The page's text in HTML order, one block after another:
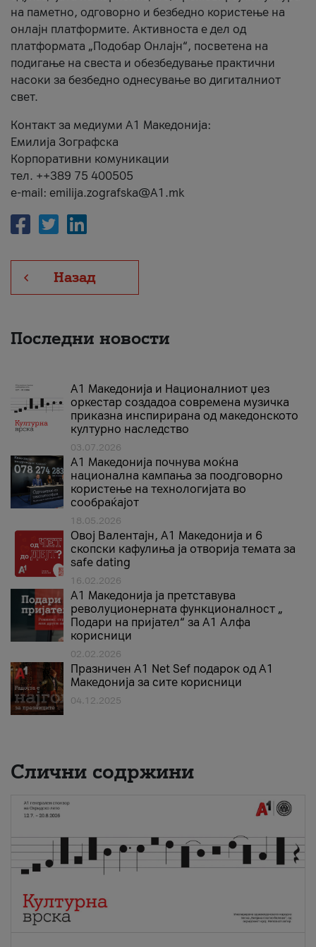
на паметно, одговорно и безбедно користење на
онлајн платформите. Активноста е дел од
платформата „Подобар Онлајн“, посветена на
подигање на свеста и обезбедување практични
насоки за безбедно однесување во дигиталниот
свет.
Контакт за медиуми А1 Македонија:
Емилија Зографска
Корпоративни комуникации
тел. ++389 75 400505
e-mail: emilija.zografska@A1.mk
Назад
Последни новости
А1 Македонија и Националниот џез
оркестар создадоа современа музичка
приказна инспирирана од македонското
културно наследство
03.07.2026
A1 Македонија почнува моќна
национална кампања за поодговорно
користење на технологијата во
сообраќајот
18.05.2026
Овој Валентајн, A1 Македонија и 6
скопски кафулиња ја отворија темата за
safe dating
16.02.2026
А1 Македонија ја претставува
револуционерната функционалност „
Подари на пријател“ за А1 Алфа
корисници
02.02.2026
Празничен A1 Net Sеf подарок од А1
Македонија за сите корисници
04.12.2025
Слични содржини